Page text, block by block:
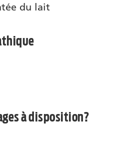
du lait
à disposition?